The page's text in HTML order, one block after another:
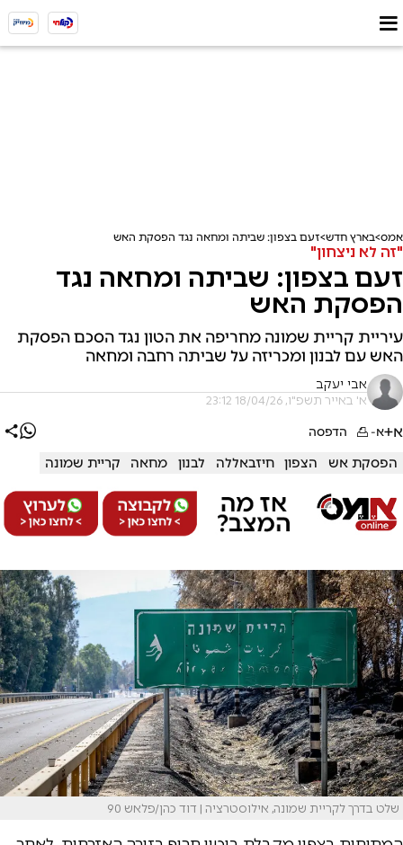
אמס בארץ חדש זעם בצפון: שביתה ומחאה נגד הפסקת האש
"זה לא ניצחון"
זעם בצפון: שביתה ומחאה נגד
הפסקת האש
עיריית קריית שמונה מחריפה את הטון נגד הסכם הפסקת
האש עם לבנון ומכריזה על שביתה רחבה ומחאה
אבי יעקב
א' באייר תשפ"ו, 18/04/26 23:12
א+א- הדפסה
הפסקת אש הצפון חיזבאללה לבנון מחאה קריית שמונה
שלט בדרך לקריית שמונה, אילוסטרציה | דוד כהן/פלאש 90